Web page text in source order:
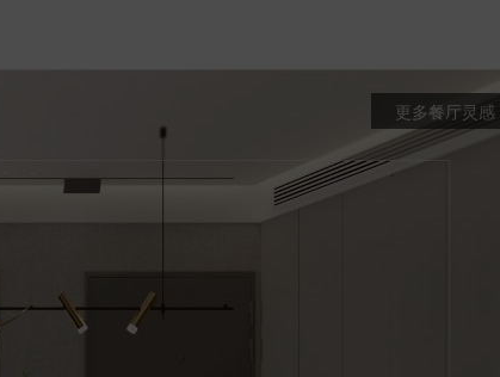
更多餐厅灵感